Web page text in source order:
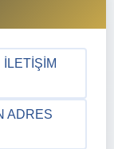
ADRES